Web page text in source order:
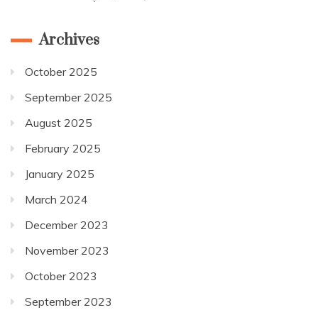
Archives
October 2025
September 2025
August 2025
February 2025
January 2025
March 2024
December 2023
November 2023
October 2023
September 2023